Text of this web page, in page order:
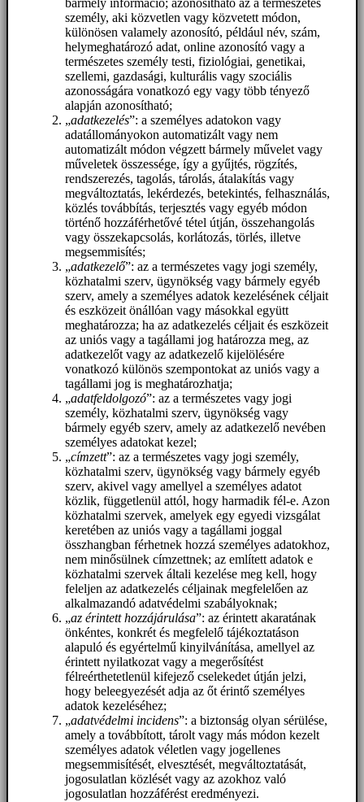
bármely információ; azonosítható az a természetes
személy, aki közvetlen vagy közvetett módon,
különösen valamely azonosító, például név, szám,
helymeghatározó adat, online azonosító vagy a
természetes személy testi, fiziológiai, genetikai,
szellemi, gazdasági, kulturális vagy szociális
azonosságára vonatkozó egy vagy több tényező
alapján azonosítható;
„adatkezelés”: a személyes adatokon vagy
adatállományokon automatizált vagy nem
automatizált módon végzett bármely művelet vagy
műveletek összessége, így a gyűjtés, rögzítés,
rendszerezés, tagolás, tárolás, átalakítás vagy
megváltoztatás, lekérdezés, betekintés, felhasználás,
közlés továbbítás, terjesztés vagy egyéb módon
történő hozzáférhetővé tétel útján, összehangolás
vagy összekapcsolás, korlátozás, törlés, illetve
megsemmisítés;
„adatkezelő”: az a természetes vagy jogi személy,
közhatalmi szerv, ügynökség vagy bármely egyéb
szerv, amely a személyes adatok kezelésének céljait
és eszközeit önállóan vagy másokkal együtt
meghatározza; ha az adatkezelés céljait és eszközeit
az uniós vagy a tagállami jog határozza meg, az
adatkezelőt vagy az adatkezelő kijelölésére
vonatkozó különös szempontokat az uniós vagy a
tagállami jog is meghatározhatja;
„adatfeldolgozó”: az a természetes vagy jogi
személy, közhatalmi szerv, ügynökség vagy
bármely egyéb szerv, amely az adatkezelő nevében
személyes adatokat kezel;
„címzett”: az a természetes vagy jogi személy,
közhatalmi szerv, ügynökség vagy bármely egyéb
szerv, akivel vagy amellyel a személyes adatot
közlik, függetlenül attól, hogy harmadik fél-e. Azon
közhatalmi szervek, amelyek egy egyedi vizsgálat
keretében az uniós vagy a tagállami joggal
összhangban férhetnek hozzá személyes adatokhoz,
nem minősülnek címzettnek; az említett adatok e
közhatalmi szervek általi kezelése meg kell, hogy
feleljen az adatkezelés céljainak megfelelően az
alkalmazandó adatvédelmi szabályoknak;
„az érintett hozzájárulása”: az érintett akaratának
önkéntes, konkrét és megfelelő tájékoztatáson
alapuló és egyértelmű kinyilvánítása, amellyel az
érintett nyilatkozat vagy a megerősítést
félreérthetetlenül kifejező cselekedet útján jelzi,
hogy beleegyezését adja az őt érintő személyes
adatok kezeléséhez;
„adatvédelmi incidens”: a biztonság olyan sérülése,
amely a továbbított, tárolt vagy más módon kezelt
személyes adatok véletlen vagy jogellenes
megsemmisítését, elvesztését, megváltoztatását,
jogosulatlan közlését vagy az azokhoz való
jogosulatlan hozzáférést eredményezi.